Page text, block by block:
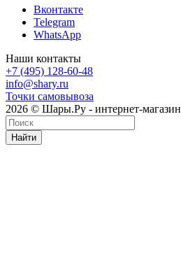
Вконтакте
Telegram
WhatsApp
Наши контакты
+7 (495) 128-60-48
info@shary.ru
Точки самовывоза
2026 © Шары.Ру - интернет-магазин
Найти